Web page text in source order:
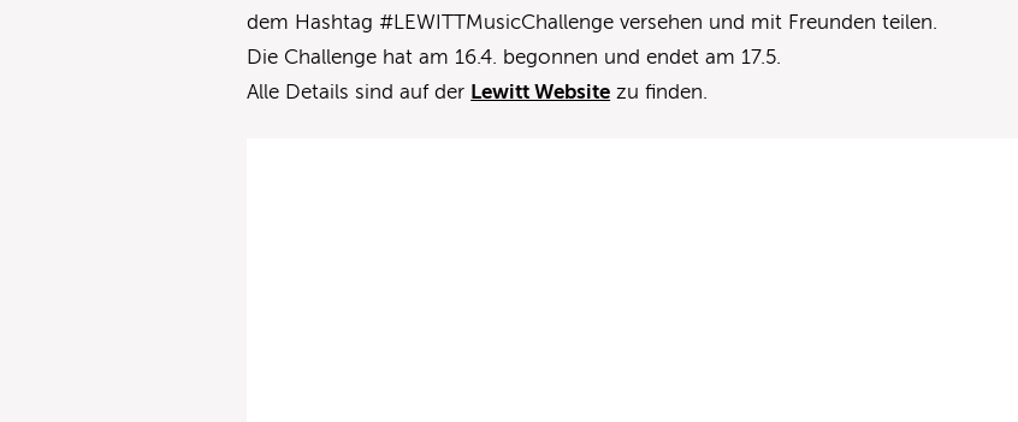
dem Hashtag #LEWITTMusicChallenge versehen und mit Freunden teilen.
Die Challenge hat am 16.4. begonnen und endet am 17.5.
Alle Details sind auf der Lewitt Website zu finden.